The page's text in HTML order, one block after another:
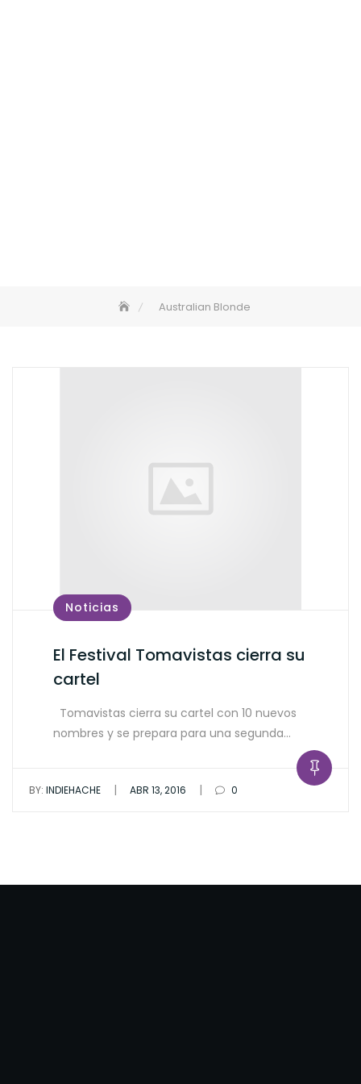
Australian Blonde
Noticias
El Festival Tomavistas cierra su
cartel
Tomavistas cierra su cartel con 10 nuevos
nombres y se prepara para una segunda…
BY: INDIEHACHE | ABR 13, 2016 | 0